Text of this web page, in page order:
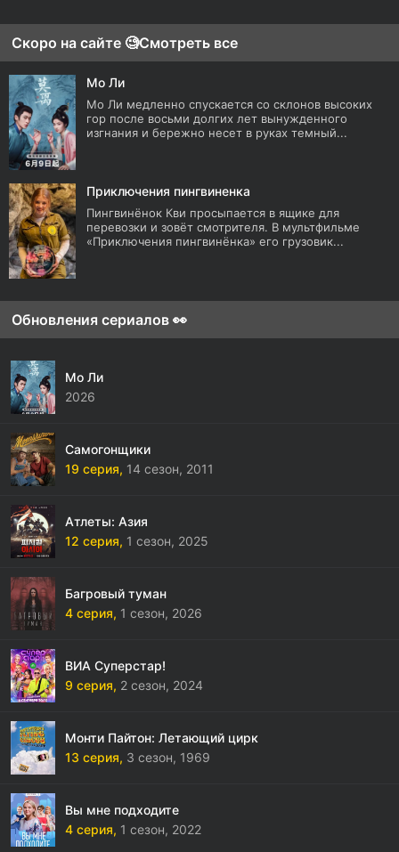
Скоро на сайте 🧐Смотреть все
Мо Ли
Мо Ли медленно спускается со склонов высоких
гор после восьми долгих лет вынужденного
изгнания и бережно несет в руках темный...
Приключения пингвиненка
Пингвинёнок Кви просыпается в ящике для
перевозки и зовёт смотрителя. В мультфильме
«Приключения пингвинёнка» его грузовик...
Обновления сериалов 👀
Мо Ли
2026
Самогонщики
19 серия, 14 сезон, 2011
Атлеты: Азия
12 серия, 1 сезон, 2025
Багровый туман
4 серия, 1 сезон, 2026
ВИА Суперстар!
9 серия, 2 сезон, 2024
Монти Пайтон: Летающий цирк
13 серия, 3 сезон, 1969
Вы мне подходите
4 серия, 1 сезон, 2022